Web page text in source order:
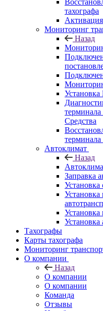
тахографа
Мониторинг
Назад
терминала
Средства
Автоклимат
Назад
Заправка
Установка
Установка
Установка
Тахографы
Карты тахографа
Мониторинг
О компании
Назад
О компании
О компании
Команда
Отзывы